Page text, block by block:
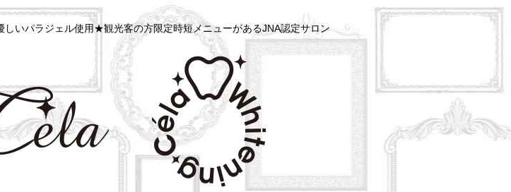
いパラジェル使用★観光客の方限定時短メニューがあるJNA認定サロン